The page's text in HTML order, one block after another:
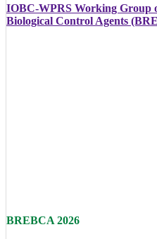
IOBC-WPRS Working Group
Biological Control Agents
BREBCA 2026